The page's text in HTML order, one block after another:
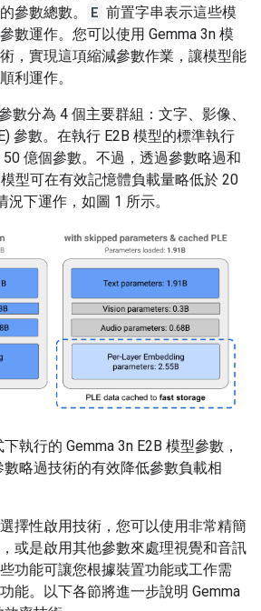
參數總數。 E 前置字串表示這些模
數運作。您可以使用 Gemma 3n 模
，實現這項縮減參數作業，讓模型能
利運作。
數分為 4 個主要群組：文字、影像、
參數。在執行 E2B 模型的標準執行
億個參數。不過，透過參數略過和
型可在有效記憶體負載量略低於 20
況下運作，如圖 1 所示。
執行的 Gemma 3n E2B 模型參數，
略過技術的有效降低參數負載相
擇性啟用技術，您可以使用非常精簡
或是啟用其他參數來處理視覺和音訊
功能可讓您根據裝置功能或工作需
能。以下各節將進一步說明 Gemma